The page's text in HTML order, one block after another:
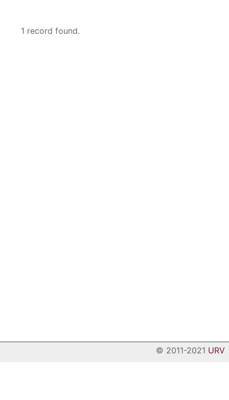
1 record found.
© 2011-2021 URV